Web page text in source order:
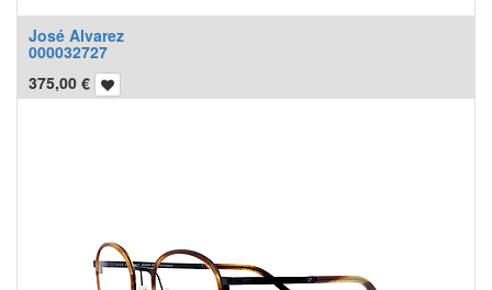
José Alvarez
000032727
375,00 €